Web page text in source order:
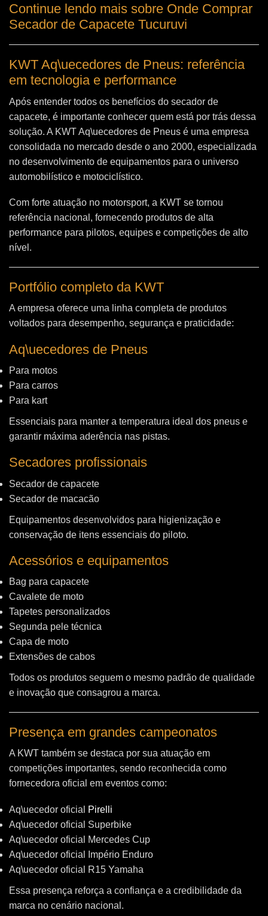
Continue lendo mais sobre Onde Comprar
Secador de Capacete Tucuruvi
KWT Aq\uecedores de Pneus: referência
em tecnologia e performance
Após entender todos os benefícios do secador de
capacete, é importante conhecer quem está por trás dessa
solução. A KWT Aq\uecedores de Pneus é uma empresa
consolidada no mercado desde o ano 2000, especializada
no desenvolvimento de equipamentos para o universo
automobilístico e motociclístico.
Com forte atuação no motorsport, a KWT se tornou
referência nacional, fornecendo produtos de alta
performance para pilotos, equipes e competições de alto
nível.
Portfólio completo da KWT
A empresa oferece uma linha completa de produtos
voltados para desempenho, segurança e praticidade:
Aq\uecedores de Pneus
Para motos
Para carros
Para kart
Essenciais para manter a temperatura ideal dos pneus e
garantir máxima aderência nas pistas.
Secadores profissionais
Secador de capacete
Secador de macacão
Equipamentos desenvolvidos para higienização e
conservação de itens essenciais do piloto.
Acessórios e equipamentos
Bag para capacete
Cavalete de moto
Tapetes personalizados
Segunda pele técnica
Capa de moto
Extensões de cabos
Todos os produtos seguem o mesmo padrão de qualidade
e inovação que consagrou a marca.
Presença em grandes campeonatos
A KWT também se destaca por sua atuação em
competições importantes, sendo reconhecida como
fornecedora oficial em eventos como:
Aq\uecedor oficial
Pirelli
Aq\uecedor oficial Superbike
Aq\uecedor oficial Mercedes Cup
Aq\uecedor oficial Império Enduro
Aq\uecedor oficial R15 Yamaha
Essa presença reforça a confiança e a credibilidade da
marca no cenário nacional.